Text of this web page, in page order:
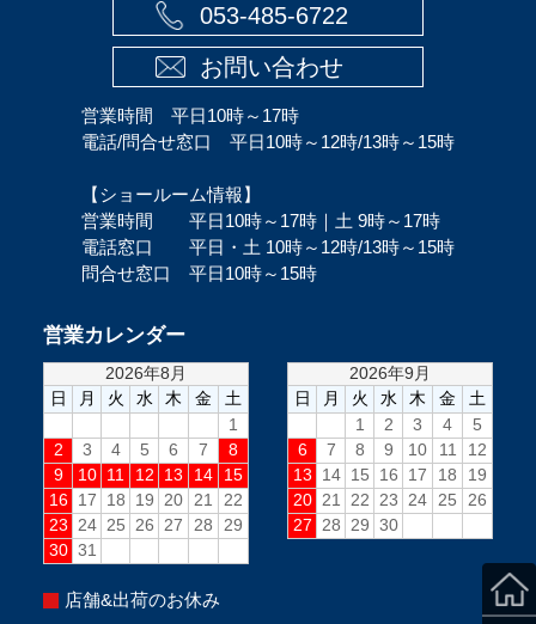
053-485-6722
お問い合わせ
営業時間 平日10時～17時
電話/問合せ窓口 平日10時～12時/13時～15時
【ショールーム情報】
営業時間 平日10時～17時｜土 9時～17時
電話窓口 平日・土 10時～12時/13時～15時
問合せ窓口 平日10時～15時
営業カレンダー
店舗&出荷のお休み